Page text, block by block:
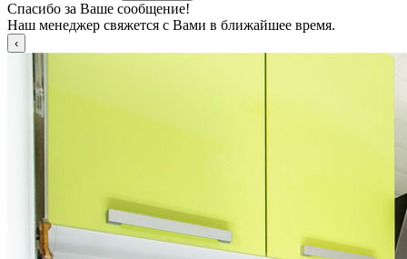
Спасибо за Ваше сообщение!
Наш менеджер свяжется с Вами в ближайшее время.